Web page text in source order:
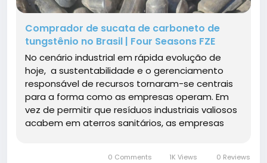
Comprador de sucata de carboneto de
tungstênio no Brasil | Four Seasons FZE
No cenário industrial em rápida evolução de
hoje, a sustentabilidade e o gerenciamento
responsável de recursos tornaram-se centrais
para a forma como as empresas operam. Em
vez de permitir que resíduos industriais valiosos
acabem em aterros sanitários, as empresas
0 Comments 1K Views 0 Reviews